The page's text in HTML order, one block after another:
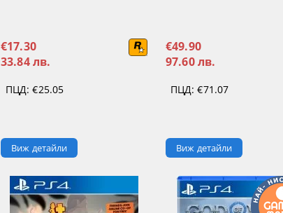
€17.30
33.84 лв.
ПЦД: €25.05
Виж детайли
€49.90
97.60 лв.
ПЦД: €71.07
Виж детайли